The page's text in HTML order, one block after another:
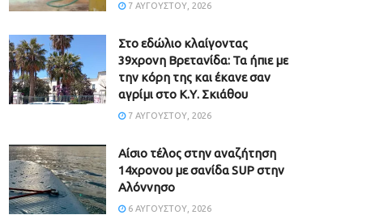
7 ΑΥΓΟΎΣΤΟΥ, 2026
Στο εδώλιο κλαίγοντας
39χρονη Βρετανίδα: Τα ήπιε με
την κόρη της και έκανε σαν
αγρίμι στο Κ.Υ. Σκιάθου
7 ΑΥΓΟΎΣΤΟΥ, 2026
Αίσιο τέλος στην αναζήτηση
14χρονου με σανίδα SUP στην
Αλόννησο
6 ΑΥΓΟΎΣΤΟΥ, 2026